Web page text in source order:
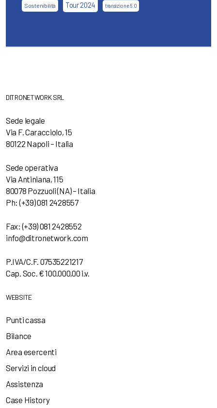
Sostenibilità Tour 2024 transizione 5.0
DITRONETWORK SRL
Sede legale
Via F. Caracciolo, 15
80122 Napoli – Italia
Sede operativa
Via Antiniana, 115
80078 Pozzuoli (NA) – Italia
Ph: (+39) 081 2428557
Fax: (+39) 081 2428552
info@ditronetwork.com
P.IVA/C.F. 07535221217
Cap. Soc. € 100.000,00 i.v.
WEBSITE
Punti cassa
Bilance
Area esercenti
Servizi in cloud
Assistenza
Case History